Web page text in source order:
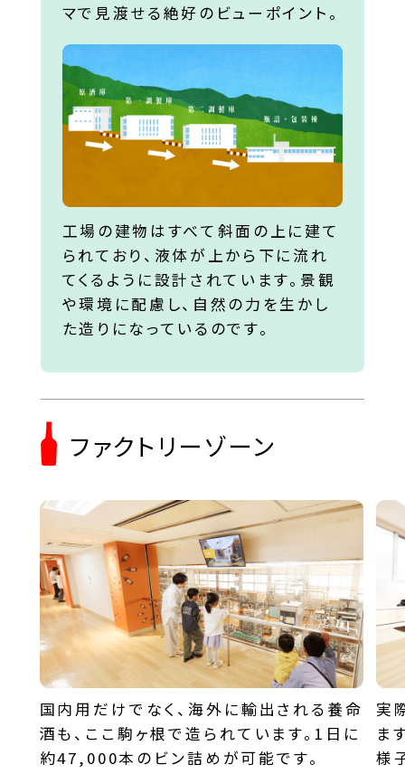
マで見渡せる絶好のビューポイント。
工場の建物はすべて斜面の上に建て
られており、液体が上から下に流れ
てくるように設計されています。景観
や環境に配慮し、自然の力を生かし
た造りになっているのです。
ファクトリーゾーン
国内用だけでなく、海外に輸出される養命
酒も、ここ駒ヶ根で造られています。1日に
約47,000本のビン詰めが可能です。
実
ま
様